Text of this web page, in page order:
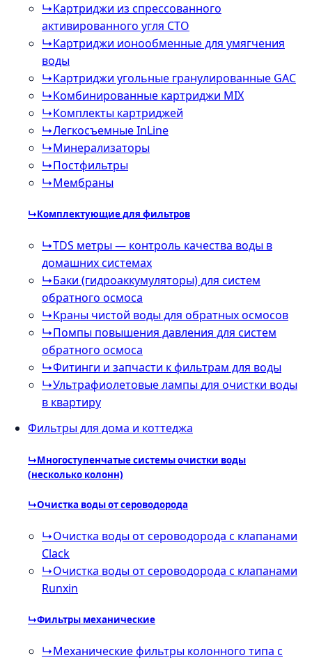
↳Картриджи из спрессованного
активированного угля CTO
↳Картриджи ионообменные для умягчения
воды
↳Картриджи угольные гранулированные GAC
↳Комбинированные картриджи MIX
↳Комплекты картриджей
↳Легкосъемные InLine
↳Минерализаторы
↳Постфильтры
↳Мембраны
↳Комплектующие для фильтров
↳TDS метры — контроль качества воды в
домашних системах
↳Баки (гидроаккумуляторы) для систем
обратного осмоса
↳Краны чистой воды для обратных осмосов
↳Помпы повышения давления для систем
обратного осмоса
↳Фитинги и запчасти к фильтрам для воды
↳Ультрафиолетовые лампы для очистки воды
в квартиру
Фильтры для дома и коттеджа
↳Многоступенчатые системы очистки воды
(несколько колонн)
↳Очистка воды от сероводорода
↳Очистка воды от сероводорода с клапанами
Clack
↳Очистка воды от сероводорода с клапанами
Runxin
↳Фильтры механические
↳Механические фильтры колонного типа с